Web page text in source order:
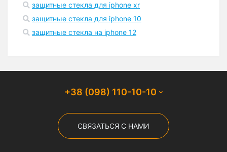
защитные стекла для iphone xr
защитные стекла для iphone 10
защитные стекла на iphone 12
+38 (098) 110-10-10
СВЯЗАТЬСЯ С НАМИ